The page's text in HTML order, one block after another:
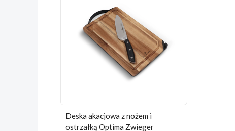
Deska akacjowa z nożem i
ostrzałką Optima Zwieger